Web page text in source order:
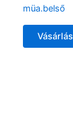
müa.belső
Vásárlás